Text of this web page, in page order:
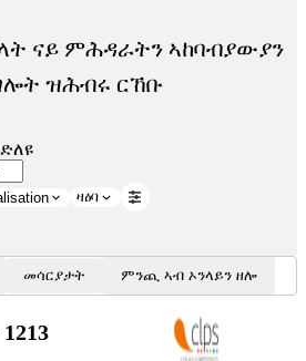
ናይ ምሕዳራትን ኣከባብያውያን
ዝሕብሩ ርኸቡ
ዛዕባ
መሳርያታት ምንጪ ኣብ ኦንላይን ዘሎ